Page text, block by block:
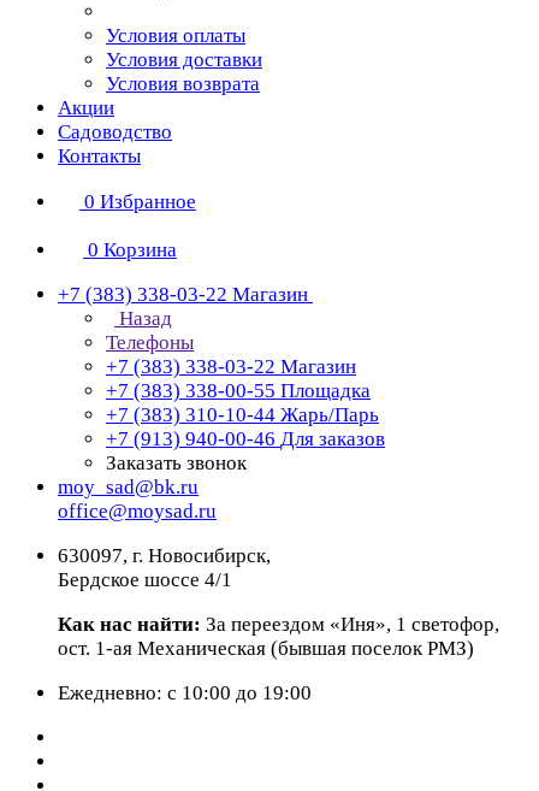
Условия оплаты
Условия доставки
Условия возврата
Акции
Садоводство
Контакты
0 Избранное
0 Корзина
+7 (383) 338-03-22 Магазин
Назад
Телефоны
+7 (383) 338-03-22 Магазин
+7 (383) 338-00-55 Площадка
+7 (383) 310-10-44 Жарь/Парь
+7 (913) 940-00-46 Для заказов
Заказать звонок
moy_sad@bk.ru
office@moysad.ru
630097, г. Новосибирск,
Бердское шоссе 4/1
Как нас найти: За переездом «Иня», 1 светофор,
ост. 1-ая Механическая (бывшая поселок РМЗ)
Ежедневно: с 10:00 до 19:00